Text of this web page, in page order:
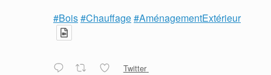
#Bois#Chauffage#AménagementExtérieur
Twitter